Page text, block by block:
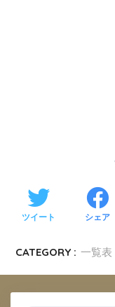
ツイート シェア
CATEGORY : 一覧表